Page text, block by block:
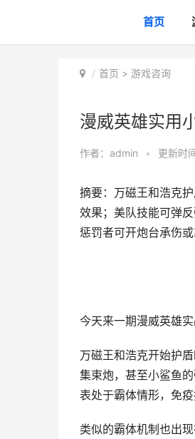
首页
首页 > 游戏咨询
漫威英雄实用
作者： admin • 更新时
摘要：万磁王和浩克
效果；美队技能可弹
惩罚者可开炮台承伤
今天来一期漫威英雄
万磁王和浩克开始护
集束炮，甚至小鲨鱼
表处于霸体情形，免疫
类似的霸体机制也出